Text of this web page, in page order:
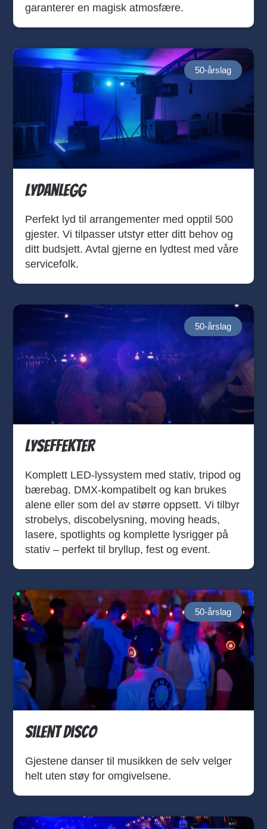
garanterer en magisk atmosfære.
50-årslag
Lydanlegg
Perfekt lyd til arrangementer med opptil 500
gjester. Vi tilpasser utstyr etter ditt behov og
ditt budsjett. Avtal gjerne en lydtest med våre
servicefolk.
50-årslag
Lyseffekter
Komplett LED-lyssystem med stativ, tripod og
bærebag. DMX-kompatibelt og kan brukes
alene eller som del av større oppsett. Vi tilbyr
strobelys, discobelysning, moving heads,
lasere, spotlights og komplette lysrigger på
stativ – perfekt til bryllup, fest og event.
50-årslag
Silent Disco
Gjestene danser til musikken de selv velger
helt uten støy for omgivelsene.